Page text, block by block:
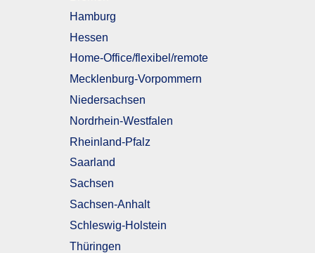
Hamburg
Hessen
Home-Office/flexibel/remote
Mecklenburg-Vorpommern
Niedersachsen
Nordrhein-Westfalen
Rheinland-Pfalz
Saarland
Sachsen
Sachsen-Anhalt
Schleswig-Holstein
Thüringen